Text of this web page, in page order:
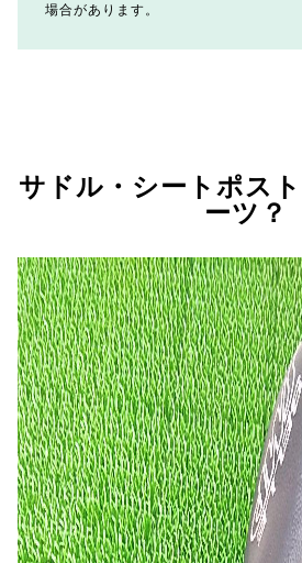
場合があります。
サドル・シートポス
ーツ？